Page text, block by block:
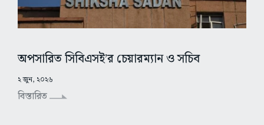
অপসারিত সিবিএসই’র চেয়ারম্যান ও সচিব
২ জুন, ২০২৬
বিস্তারিত